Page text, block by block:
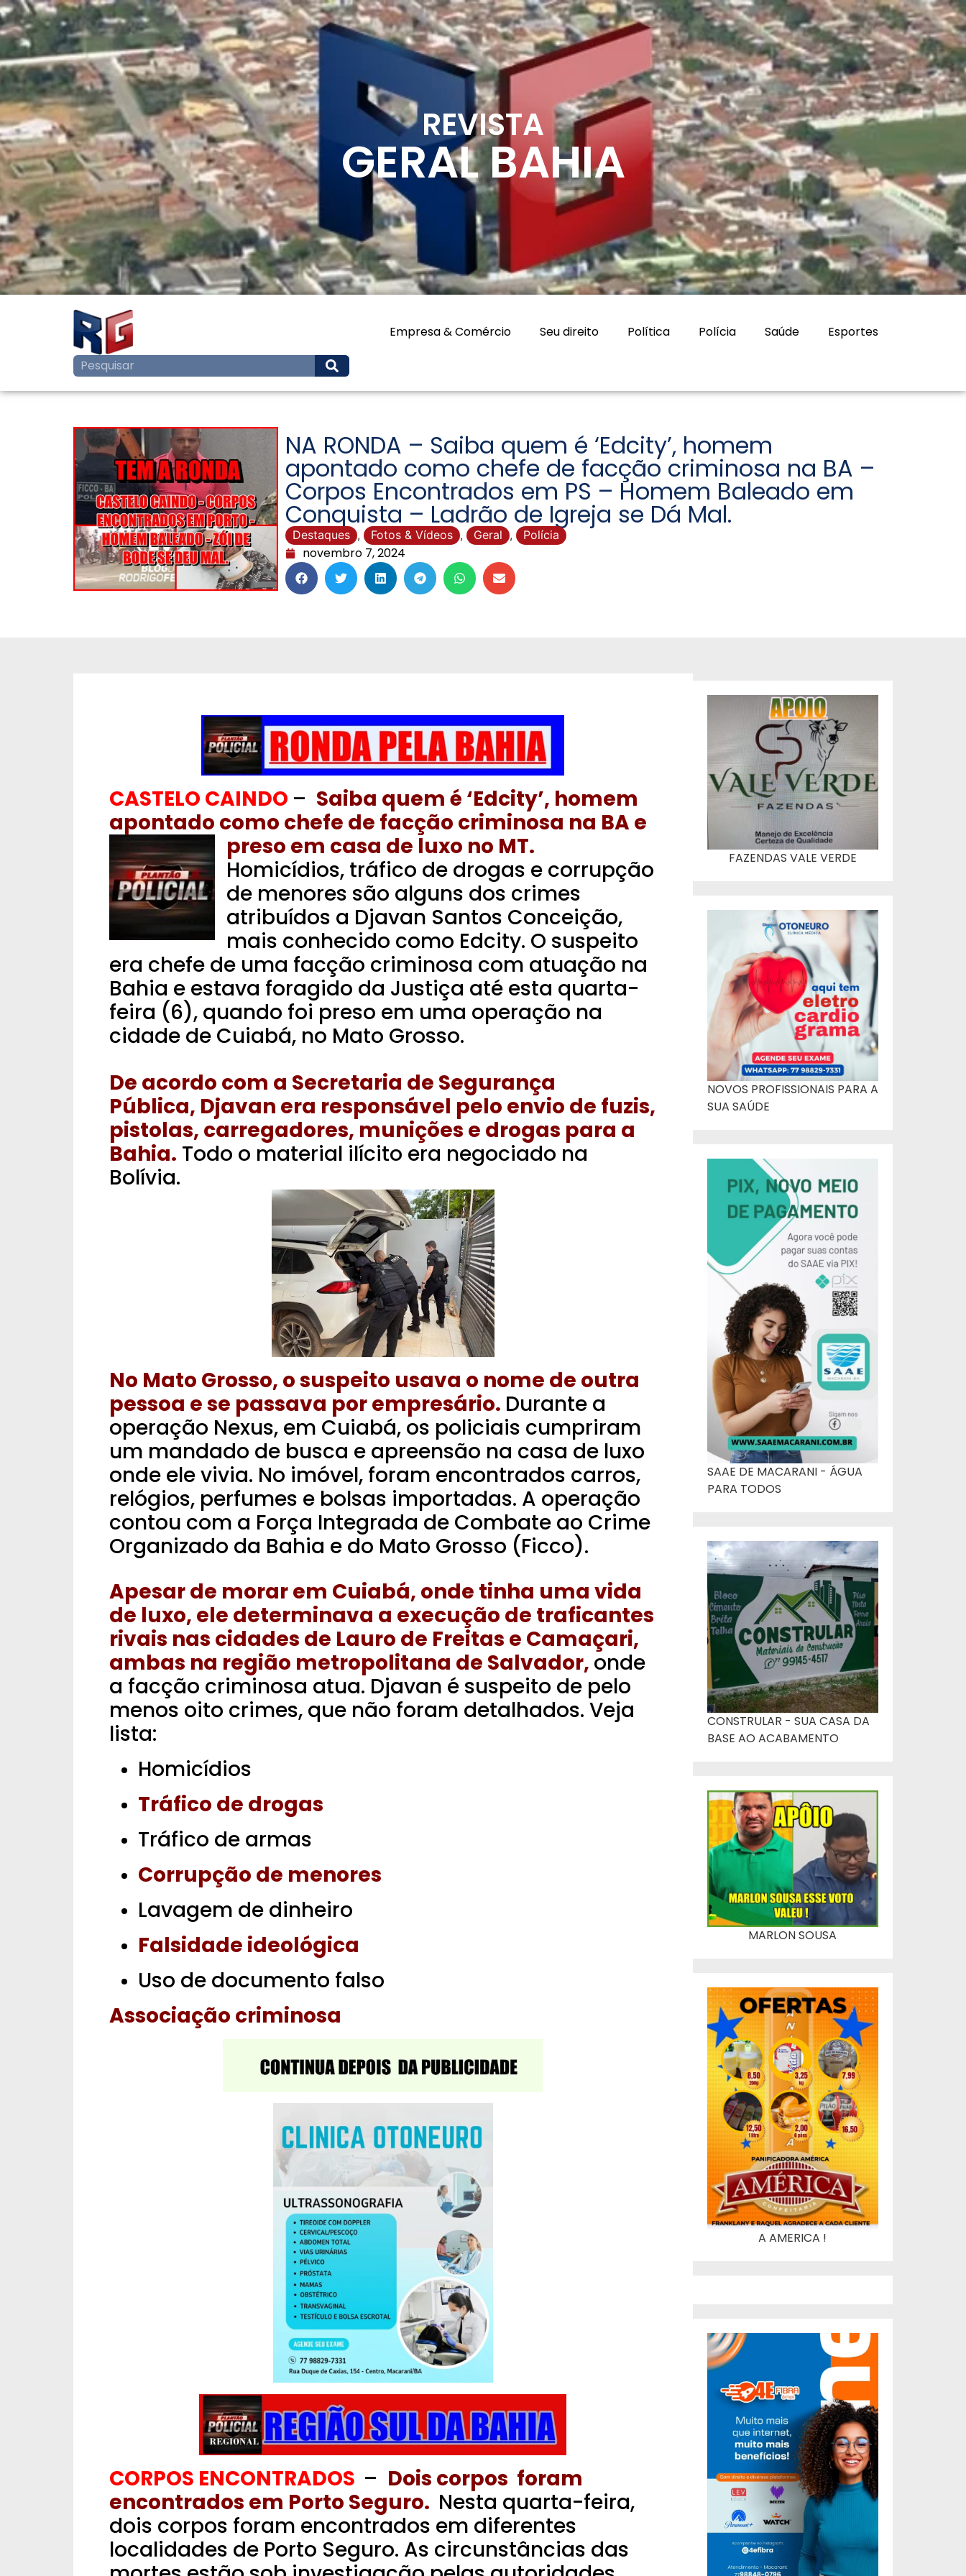
REVISTA
GERAL BAHIA
Empresa & Comércio Seu direito Política Polícia Saúde Esportes
NA RONDA – Saiba quem é ‘Edcity’, homem
apontado como chefe de facção criminosa na BA –
Corpos Encontrados em PS – Homem Baleado em
Conquista – Ladrão de Igreja se Dá Mal.
Destaques , Fotos & Vídeos , Geral , Polícia
novembro 7, 2024
CASTELO CAINDO – Saiba quem é ‘Edcity’, homem
apontado como chefe de facção criminosa na BA e
preso em casa de luxo no MT.
Homicídios, tráfico de drogas e corrupção
de menores são alguns dos crimes
atribuídos a Djavan Santos Conceição,
mais conhecido como Edcity. O suspeito
era chefe de uma facção criminosa com atuação na
Bahia e estava foragido da Justiça até esta quarta-
feira (6), quando foi preso em uma operação na
cidade de Cuiabá, no Mato Grosso.
De acordo com a Secretaria de Segurança
Pública, Djavan era responsável pelo envio de fuzis,
pistolas, carregadores, munições e drogas para a
Bahia. Todo o material ilícito era negociado na
Bolívia.
No Mato Grosso, o suspeito usava o nome de outra
pessoa e se passava por empresário. Durante a
operação Nexus, em Cuiabá, os policiais cumpriram
um mandado de busca e apreensão na casa de luxo
onde ele vivia. No imóvel, foram encontrados carros,
relógios, perfumes e bolsas importadas. A operação
contou com a Força Integrada de Combate ao Crime
Organizado da Bahia e do Mato Grosso (Ficco).
Apesar de morar em Cuiabá, onde tinha uma vida
de luxo, ele determinava a execução de traficantes
rivais nas cidades de Lauro de Freitas e Camaçari,
ambas na região metropolitana de Salvador, onde
a facção criminosa atua. Djavan é suspeito de pelo
menos oito crimes, que não foram detalhados. Veja
lista:
Homicídios
Tráfico de drogas
Tráfico de armas
Corrupção de menores
Lavagem de dinheiro
Falsidade ideológica
Uso de documento falso
Associação criminosa
CORPOS ENCONTRADOS – Dois corpos foram
encontrados em Porto Seguro. Nesta quarta-feira,
dois corpos foram encontrados em diferentes
localidades de Porto Seguro. As circunstâncias das
FAZENDAS VALE VERDE
NOVOS PROFISSIONAIS PARA A
SUA SAÚDE
SAAE DE MACARANI - ÁGUA
PARA TODOS
CONSTRULAR - SUA CASA DA
BASE AO ACABAMENTO
MARLON SOUSA
A AMERICA !